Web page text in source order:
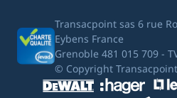
Transacpoint sas 6 rue
Eybens France
Grenoble 481 015 709 -
© Copyright